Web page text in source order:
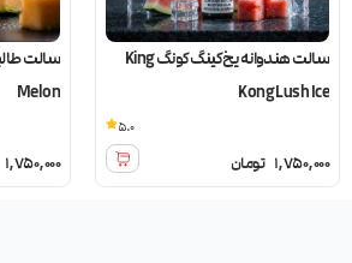
سالت هندوانه یخ کینگ کونگ King
Kong Lush Ice
1,750,000 تومان
5.0
Melon
1,750,000